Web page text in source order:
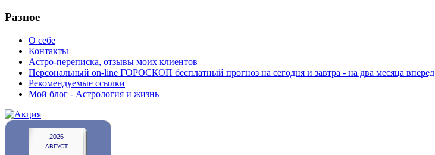
Разное
О себе
Контакты
Астро-переписка, отзывы моих клиентов
Персональный on-line ГОРОСКОП бесплатный прогноз на сегодня и завтра - на два месяца вперед
Рекомендуемые ссылки
Мой блог - Астрология и жизнь